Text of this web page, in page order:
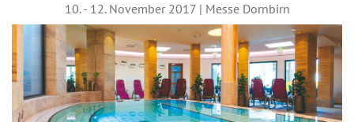
10. - 12. November 2017 | Messe Dornbirn